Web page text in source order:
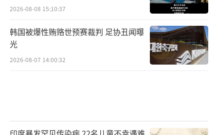
2026-08-08 15:10:37
韩国被爆性贿赂世预赛裁判 足协丑闻曝
光
2026-08-07 14:00:32